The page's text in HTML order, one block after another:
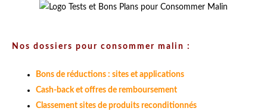
Nos dossiers pour consommer malin :
Bons de réductions : sites et applications
Cash-back et offres de remboursement
Classement sites de produits reconditionnés